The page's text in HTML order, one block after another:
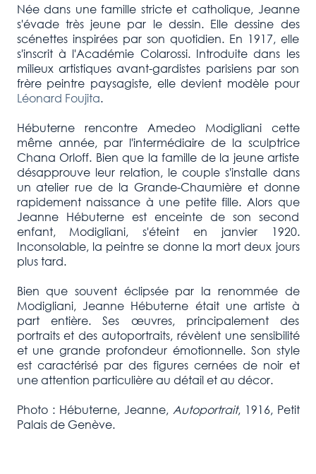
Née dans une famille stricte et catholique, Jeanne
s'évade très jeune par le dessin. Elle dessine des
scénettes inspirées par son quotidien. En 1917, elle
s'inscrit à l'Académie Colarossi. Introduite dans les
milieux artistiques avant-gardistes parisiens par son
frère peintre paysagiste, elle devient modèle pour
Léonard Foujita.
Hébuterne rencontre Amedeo Modigliani cette
même année, par l'intermédiaire de la sculptrice
Chana Orloff. Bien que la famille de la jeune artiste
désapprouve leur relation, le couple s'installe dans
un atelier rue de la Grande-Chaumière et donne
rapidement naissance à une petite fille. Alors que
Jeanne Hébuterne est enceinte de son second
enfant, Modigliani, s'éteint en janvier 1920.
Inconsolable, la peintre se donne la mort deux jours
plus tard.
Bien que souvent éclipsée par la renommée de
Modigliani, Jeanne Hébuterne était une artiste à
part entière. Ses œuvres, principalement des
portraits et des autoportraits, révèlent une sensibilité
et une grande profondeur émotionnelle. Son style
est caractérisé par des figures cernées de noir et
une attention particulière au détail et au décor.
Photo : Hébuterne, Jeanne, Autoportrait, 1916, Petit
Palais de Genève.